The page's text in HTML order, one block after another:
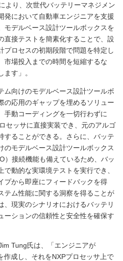
より、次世代バッテリーマネジメン
発において自動車エンジニアを支援
モデルベース設計ツールボックスを
直接テストを簡素化することで、設
プロセスの初期段階で問題を特定し
市場投入までの時間を短縮するな
す」。
ム向けのモデルベース設計ツールボ
の応用のギャップを埋めるソリュー
手動コーディングを一切行わずに
セッサに直接実装でき、元のアルゴ
することができる。さらに、バッテ
のモデルベース設計ツールボックス
）接続機能も備えているため、バッ
動的な実環境テストを実行でき、
プから即座にフィードバックを得
テム性能に関する洞察を得ることが
、現実のシナリオにおけるバッテリ
ーションの信頼性と安全性を確保す
Tung氏は、「エンジニアが
作成し、それをNXPプロセッサ上で